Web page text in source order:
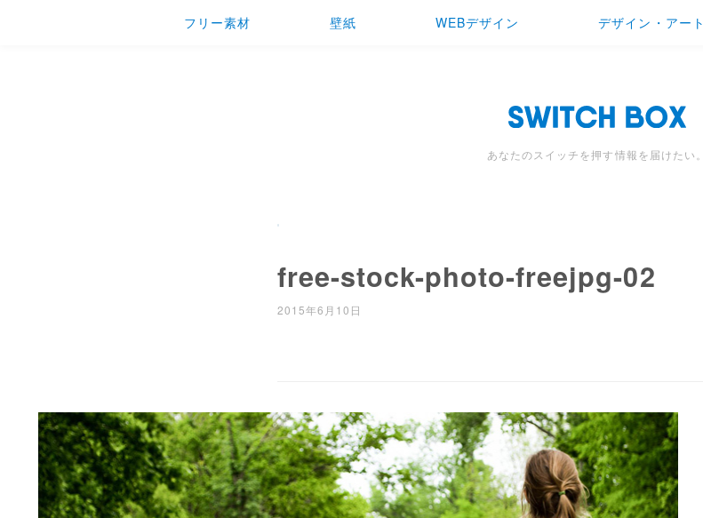
フリー素材 壁紙 WEBデザイン デザイン・アート
あなたのスイッチを押す情報を届けたい。
free-stock-photo-freejpg-02
2015年6月10日